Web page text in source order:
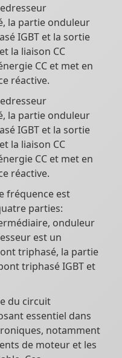
la partie onduleur
IGBT et la sortie
la liaison CC
CC et met en
réactive.
la partie onduleur
IGBT et la sortie
la liaison CC
CC et met en
réactive.
fréquence est
parties:
onduleur
est un
triphasé, la partie
triphasé IGBT et
du circuit
essentiel dans
notamment
de moteur et les